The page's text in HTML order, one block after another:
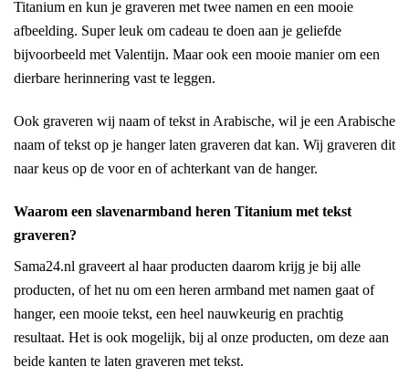
Titanium en kun je graveren met twee namen en een mooie
afbeelding. Super leuk om cadeau te doen aan je geliefde
bijvoorbeeld met Valentijn. Maar ook een mooie manier om een
dierbare herinnering vast te leggen.
Ook graveren wij naam of tekst in Arabische, wil je een Arabische
naam of tekst op je hanger laten graveren dat kan. Wij graveren dit
naar keus op de voor en of achterkant van de hanger.
Waarom een slavenarmband heren Titanium met tekst
graveren?
Sama24.nl graveert al haar producten daarom krijg je bij alle
producten, of het nu om een heren armband met namen gaat of
hanger, een mooie tekst, een heel nauwkeurig en prachtig
resultaat. Het is ook mogelijk, bij al onze producten, om deze aan
beide kanten te laten graveren met tekst.